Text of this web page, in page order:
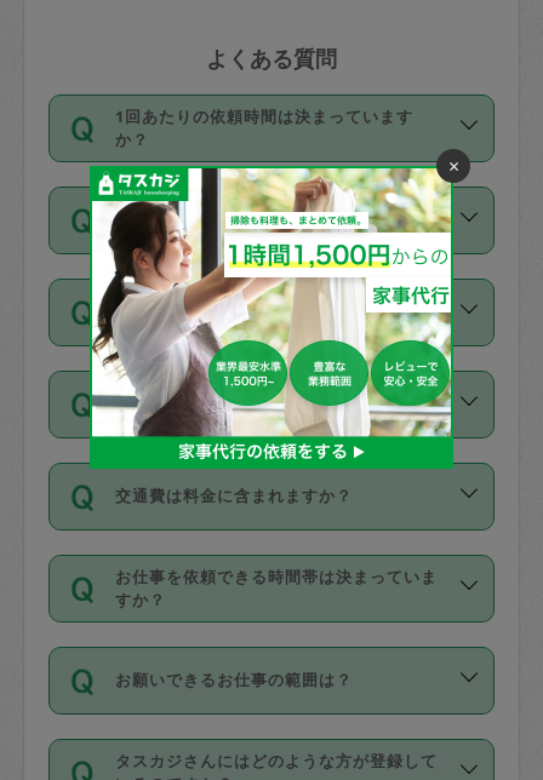
よくある質問
1回あたりの依頼時間は決まっています
か？
依頼1回につき3時間固定です。3時間を
超えて依頼したい場合は、延長機能をご
利用ください。機能をご利用いただくに
は、タスカジさんに事前に相談し、合意
の上事前申請することが必要です。な
お、3時間を下回っても、値引き等はござ
いません。
価格はどうやって決まっていますか？
11種類の価格帯の中からタスカジさん自
身が価格を選んで設定しています。
タスカジさんの価格設定には最初は制限
があり、レビュー件数、レビューの平均
値、などで除々に設定可能な最高額が上
がっていく仕組みになっています。
支払い方法を教えてください
お支払方法はクレジットカード（Visa／
Master／JCB／AMERICAN EXPRESS／
Diners Club）のみとなります。
カード情報のご登録は、依頼リクエスト
を行う際にご入力ください。プロフィー
ル登録時にはご入力いただかなくても大
丈夫です。
デビットカード・プリペイドカード（Vプ
リカ、au WALLETなど）は支払にはご利
銀行振込や現金払いも対応していませ
なお、タスカジさんの交通費も、依頼料
同じタスカジさんに定期的にお願いする場
合はお得になる？
依頼には「スポット」と「定期（毎週｜
隔週）」があり、「定期」の依頼は「ス
ポット」よりお得な料金でご利用できま
す。
定期の最低利用回数は設けていない代わ
りに、一定数を超えたキャンセルは有償
（例：毎週定期の場合は３回以上のキャ
ンセルが有償（1200円、隔週定期の場合
交通費は料金に含まれますか？
交通費は依頼料金とは別途発生し、依頼
料金のご請求と合わせてお支払いとなり
ます。交通費の金額は「依頼の詳細」に
お仕事を依頼できる時間帯は決まっていま
すか？
時間帯は3種類あります。いずれも１回あ
たり３時間です。
・ＡＭ ９時～１２時
お願いできるお仕事の範囲は？
掃除、整理収納、洗濯、買い物、料理、
タスカジさんにはどのような方が登録して
×